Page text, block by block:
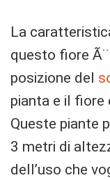
La
questo fiore
posizione del
pianta e il
Queste piante
3 metri di
dell’uso che